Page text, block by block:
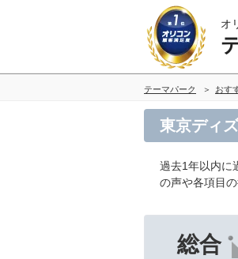
オ
テーマパーク おす
東京ディ
過去1年以内に
の声や各項目の
総合